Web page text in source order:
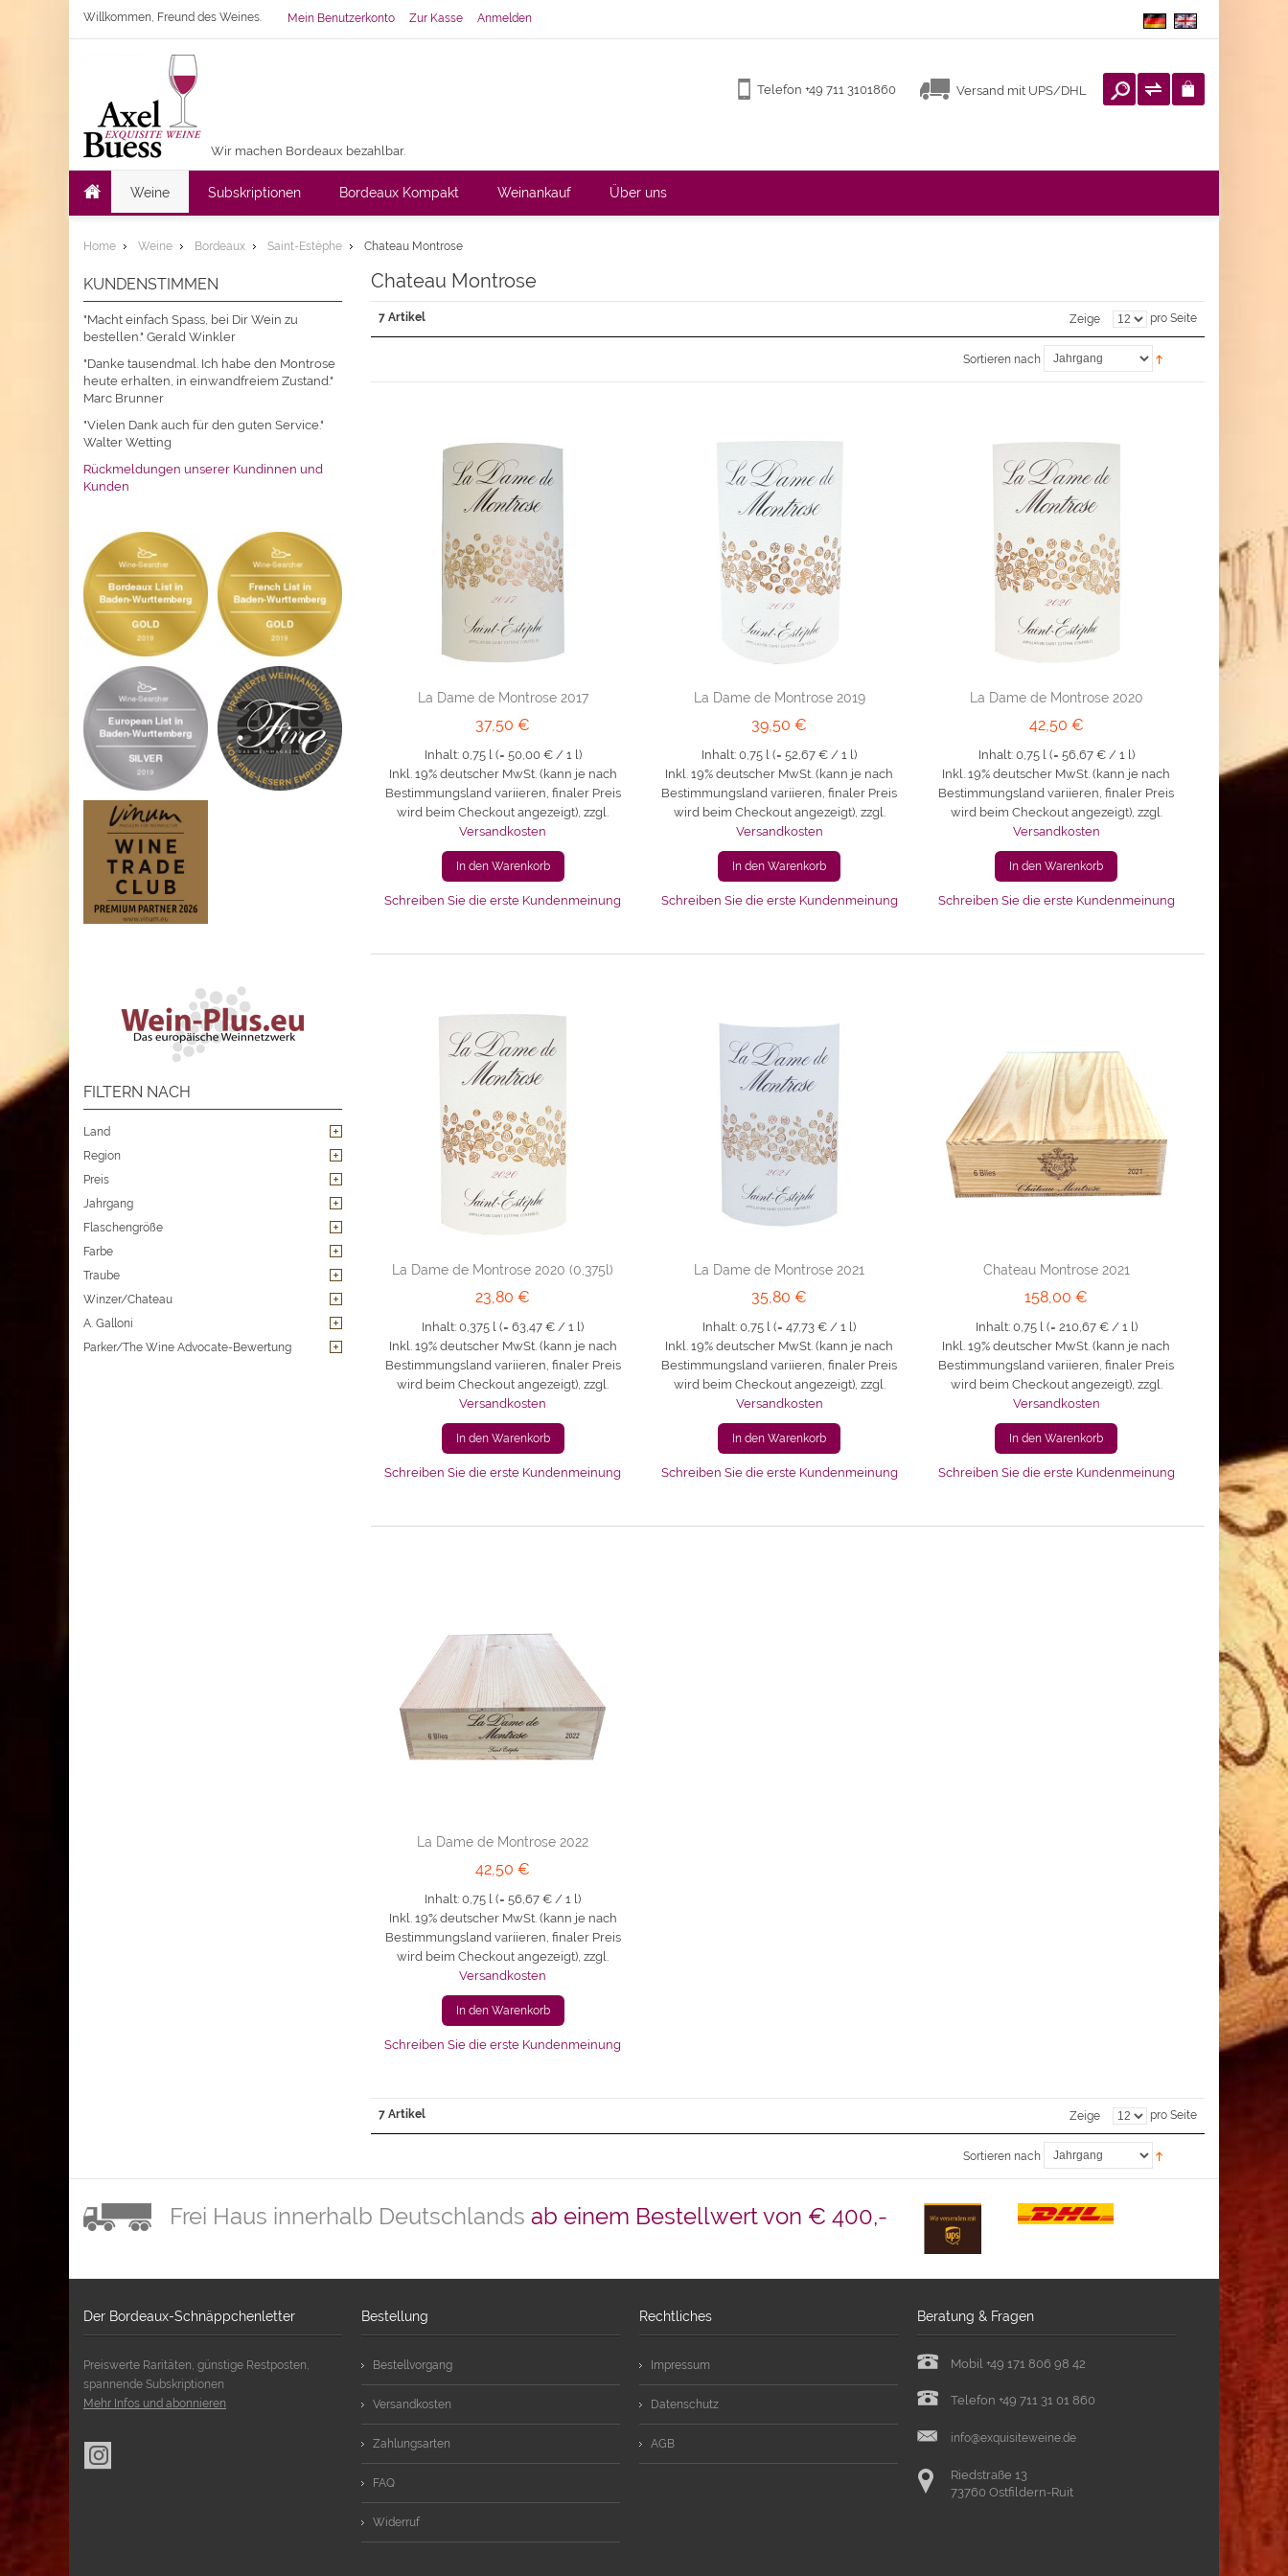
Willkommen, Freund des Weines. Mein Benutzerkonto Zur Kasse Anmelden
Versand mit UPS/DHL
Telefon +49 711 3101860
Wir machen Bordeaux bezahlbar.
Weine Subskriptionen Bordeaux Kompakt Weinankauf Über uns
Home Weine Bordeaux Saint-Estèphe Chateau Montrose
KUNDENSTIMMEN
"Macht einfach Spass, bei Dir Wein zu
bestellen." Gerald Winkler
"Danke tausendmal. Ich habe den Montrose
heute erhalten, in einwandfreiem Zustand."
Marc Brunner
"Vielen Dank auch für den guten Service."
Walter Wetting
Rückmeldungen unserer Kundinnen und
Kunden
FILTERN NACH
Land
Region
Preis
Jahrgang
Flaschengröße
Farbe
Traube
Winzer/Chateau
A. Galloni
Parker/The Wine Advocate-Bewertung
Chateau Montrose
7 Artikel Zeige pro Seite
Sortieren nach
La Dame de Montrose 2017
37,50 €
Inhalt: 0,75 l (= 50,00 €/ 1 l)
Inkl. 19% deutscher MwSt. (kann je nach
Bestimmungsland variieren, finaler Preis
wird beim Checkout angezeigt),zzgl.
Versandkosten
In den Warenkorb
Schreiben Sie die erste Kundenmeinung
La Dame de Montrose 2019
39,50 €
Inhalt: 0,75 l (=52,67 € / 1 l)
Inkl. 19% deutscher MwSt. (kann je nach
Bestimmungsland variieren, finaler Preis
wird beim Checkout angezeigt), zzgl.
Versandkosten
In den Warenkorb
Schreiben Sie die erste Kundenmeinung
La Dame de Montrose 2020
42,50 €
Inhalt: 0,75 l (= 56,67 €/ 1 l)
Inkl. 19% deutscher MwSt. (kann je nach
Bestimmungsland variieren, finaler Preis
wird beim Checkout angezeigt), zzgl.
Versandkosten
In den Warenkorb
Schreiben Sie die erste Kundenmeinung
La Dame de Montrose 2020 (0,375l)
23,80 €
Inhalt: 0,375 l (=63,47 € / 1 l)
Inkl. 19% deutscher MwSt. (kann je nach
Bestimmungsland variieren, finaler Preis
wird beim Checkout angezeigt),zzgl.
Versandkosten
In den Warenkorb
Schreiben Sie die erste Kundenmeinung
La Dame de Montrose 2021
35,80 €
Inhalt: 0,75 l (=47,73 € / 1 l)
Inkl. 19% deutscher MwSt. (kann je nach
Bestimmungsland variieren, finaler Preis
wird beim Checkout angezeigt), zzgl.
Versandkosten
In den Warenkorb
Schreiben Sie die erste Kundenmeinung
Chateau Montrose 2021
158,00 €
Inhalt: 0,75 l (= 210,67 €/ 1 l)
Inkl. 19% deutscher MwSt. (kann je nach
Bestimmungsland variieren, finaler Preis
wird beim Checkout angezeigt), zzgl.
Versandkosten
In den Warenkorb
Schreiben Sie die erste Kundenmeinung
La Dame de Montrose 2022
42,50 €
Inhalt: 0,75 l (=56,67 € / 1 l)
Inkl. 19% deutscher MwSt. (kann je nach
Bestimmungsland variieren, finaler Preis
wird beim Checkout angezeigt),zzgl.
Versandkosten
In den Warenkorb
Schreiben Sie die erste Kundenmeinung
7 Artikel Zeige pro Seite
Sortieren nach
Frei Haus innerhalb Deutschlands ab einem Bestellwert von € 400,-
Der Bordeaux-Schnäppchenletter
Preiswerte Raritäten, günstige Restposten,
spannende Subskriptionen
Mehr Infos und abonnieren
Bestellung
Bestellvorgang
Versandkosten
Zahlungsarten
FAQ
Widerruf
Rechtliches
Impressum
Datenschutz
AGB
Beratung & Fragen
Mobil +49 171 806 98 42
Telefon +49 711 31 01 860
info@exquisiteweine.de
Riedstraße 13
73760 Ostfildern-Ruit